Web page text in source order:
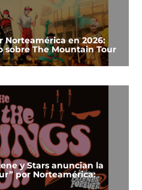
Norteamérica en 2026:
sobre The Mountain Tour
y Stars anuncian la
por Norteamérica: